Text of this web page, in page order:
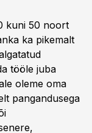
kuni 50 noort
ka pikemalt
tööle juba
oleme oma
pangandusega